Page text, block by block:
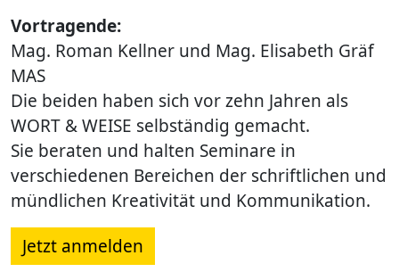
Vortragende:
Mag. Roman Kellner und Mag. Elisabeth Gräf
MAS
Die beiden haben sich vor zehn Jahren als
WORT & WEISE selbständig gemacht.
Sie beraten und halten Seminare in
verschiedenen Bereichen der schriftlichen und
mündlichen Kreativität und Kommunikation.
Jetzt anmelden